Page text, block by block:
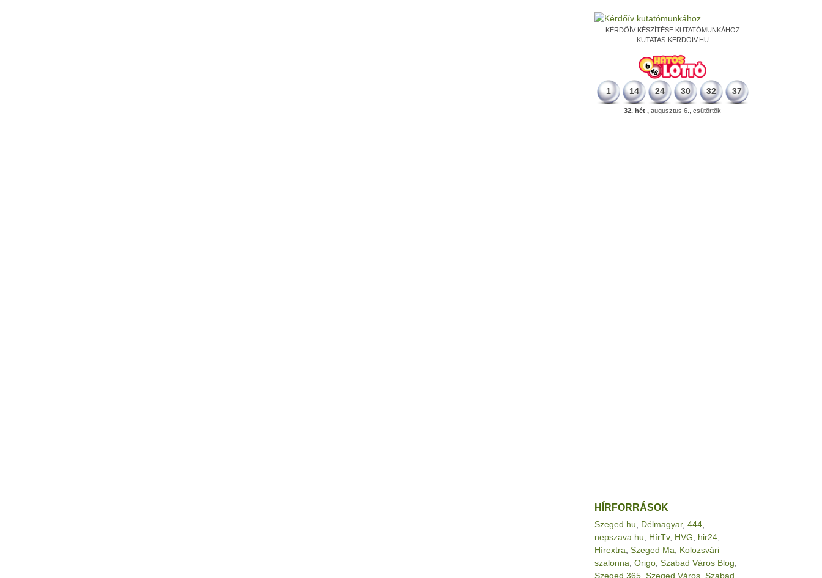
KÉRDŐÍV KÉSZÍTÉSE KUTATÓMUNKÁHOZ
KUTATAS-KERDOIV.HU
1 14 24 30 32 37
32. hét , augusztus 6., csütörtök
HÍRFORRÁSOK
Szeged.hu Délmagyar, 444
nepszava.hu
HírTv, HVG hir24
Hírextra Szeged Ma
Kolozsvári
szalonna Origo Szabad Város Blog
Szeged 365 Szeged Város Szabad